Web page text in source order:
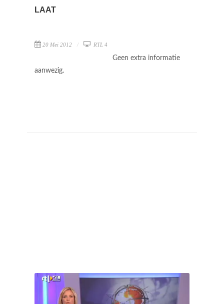
LAAT
20 Mei 2012 RTL 4
Geen extra informatie
aanwezig.